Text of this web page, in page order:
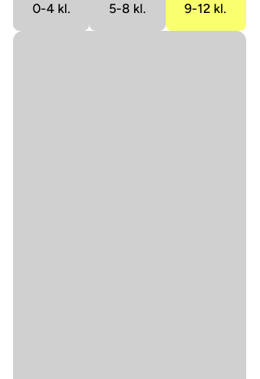
0-4 kl. 5-8 kl. 9-12 kl.